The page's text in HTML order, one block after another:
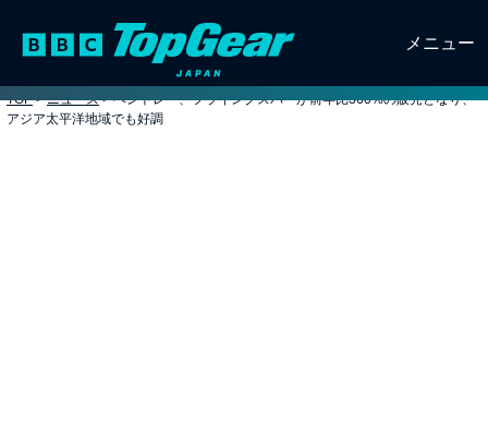
メニュー
TOP > ニュース > ベントレー、フライングスパーが前年比360%の販売となり、
アジア太平洋地域でも好調